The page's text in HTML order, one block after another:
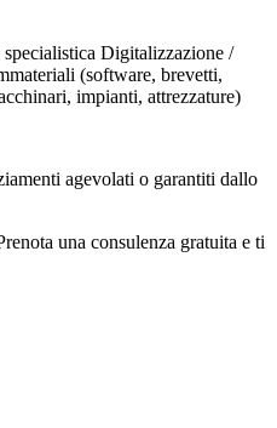
Digitalizzazione /
(software, brevetti,
impianti, attrezzature)
agevolati o garantiti dallo
una consulenza gratuita e ti